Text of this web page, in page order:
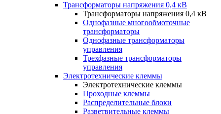
Трансформаторы напряжения 0,4 кВ
Трансформаторы напряжения 0,4 кВ
Однофазные многообмоточные
трансформаторы
Однофазные трансформаторы
управления
Трехфазные трансформаторы
управления
Электротехнические клеммы
Электротехнические клеммы
Проходные клеммы
Распределительные блоки
Разветвительные клеммы